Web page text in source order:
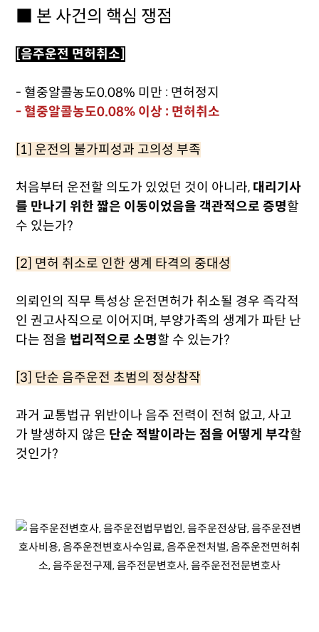
■ 본 사건의 핵심 쟁점
[음주운전 면허취소]
- 혈중알콜농도0.08% 미만 : 면허정지
- 혈중알콜농도0.08% 이상 : 면허취소
[1] 운전의 불가피성과 고의성 부족
처음부터 운전할 의도가 있었던 것이 아니라, 대리기사
를 만나기 위한 짧은 이동이었음을 객관적으로 증명할
수 있는가?
[2] 면허 취소로 인한 생계 타격의 중대성
의뢰인의 직무 특성상 운전면허가 취소될 경우 즉각적
인 권고사직으로 이어지며, 부양가족의 생계가 파탄 난
다는 점을 법리적으로 소명할 수 있는가?
[3] 단순 음주운전 초범의 정상참작
과거 교통법규 위반이나 음주 전력이 전혀 없고, 사고
가 발생하지 않은 단순 적발이라는 점을 어떻게 부각할
것인가?